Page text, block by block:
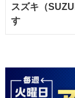
スズキ（
す